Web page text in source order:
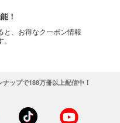
！
と、お得なクーポン情報
ップで188万冊以上配信中！